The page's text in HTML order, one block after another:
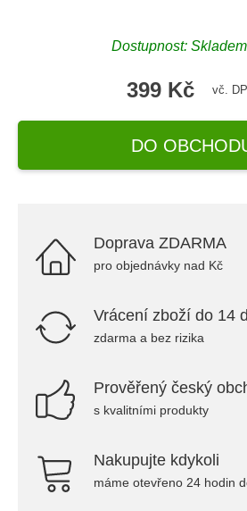
Dostupnost:
399 Kč vč.
DO
Doprava ZDARMA
pro objednávky nad Kč
Vrácení zboží do 14
zdarma a bez rizika
Prověřený český
s kvalitními produkty
Nakupujte kdykoli
máme otevřeno 24 hodin